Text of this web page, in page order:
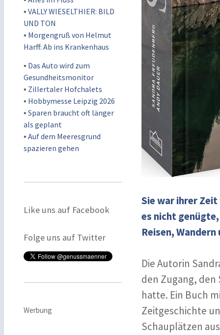
▪ VALLY WIESELTHIER: BILD
UND TON
▪ Morgengruß von Helmut
Harff: Ab ins Krankenhaus
▪ Das Auto wird zum
Gesundheitsmonitor
▪ Zillertaler Hofchalets
▪ Hobbymesse Leipzig 2026
▪ Sparen braucht oft länger
als geplant
▪ Auf dem Meeresgrund
spazieren gehen
Like uns auf Facebook
Folge uns auf Twitter
Werbung
Sie war ihrer
es nicht
Reisen,
Die Autorin
den Zugang, den
hatte. Ein Buch
Zeitgeschichte
Schauplätzen